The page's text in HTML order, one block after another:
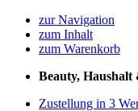
zur Navigation
zum Inhalt
zum Warenkorb
Beauty, Haushalt
Zustellung in 3